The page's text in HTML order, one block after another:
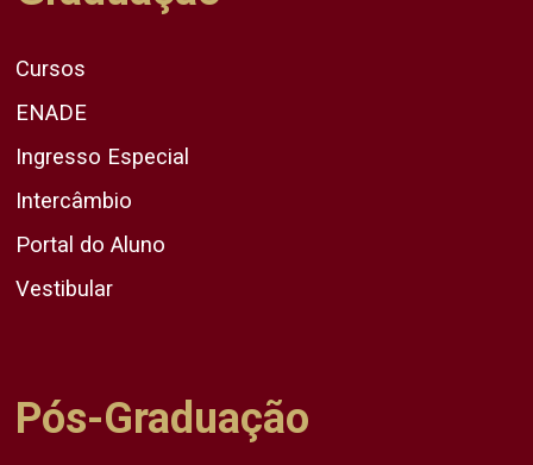
Cursos
ENADE
Ingresso Especial
Intercâmbio
Portal do Aluno
Vestibular
Pós-Graduação